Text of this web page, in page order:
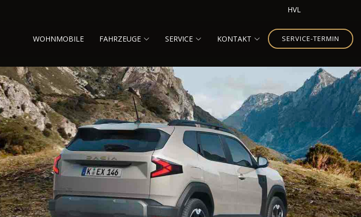
HVL
WOHNMOBILE FAHRZEUGE SERVICE KONTAKT SERVICE-TERMIN